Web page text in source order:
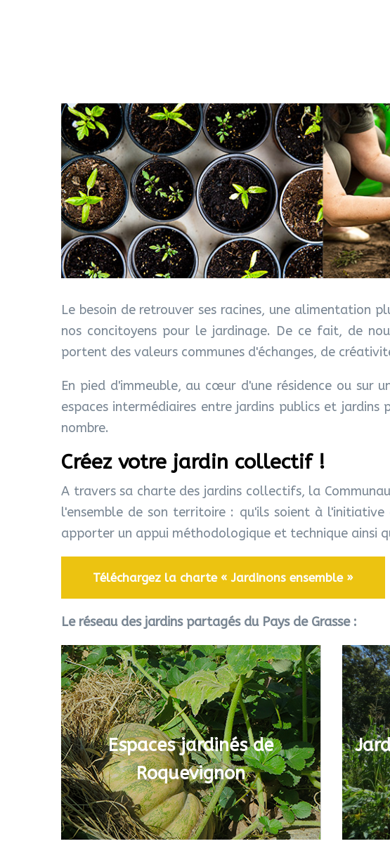
Le besoin de retrouver ses racines, une alimentation
nos concitoyens pour le jardinage. De ce fait, de
portent des valeurs communes d'échanges, de
En pied d'immeuble, au cœur d'une résidence ou sur
espaces intermédiaires entre jardins publics et
nombre.
Créez votre jardin collectif !
A travers sa charte des jardins collectifs, la
l'ensemble de son territoire : qu'ils soient à l'initiative
apporter un appui méthodologique et technique ainsi
Téléchargez la charte « Jardinons ensemble »
Le réseau des jardins partagés du Pays de Grasse :
Espaces jardinés de
Roquevignon